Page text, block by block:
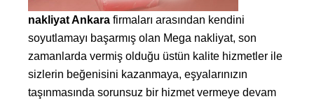
nakliyat Ankara firmaları arasından kendini
soyutlamayı başarmış olan Mega nakliyat, son
zamanlarda vermiş olduğu üstün kalite hizmetler ile
sizlerin beğenisini kazanmaya, eşyalarınızın
taşınmasında sorunsuz bir hizmet vermeye devam